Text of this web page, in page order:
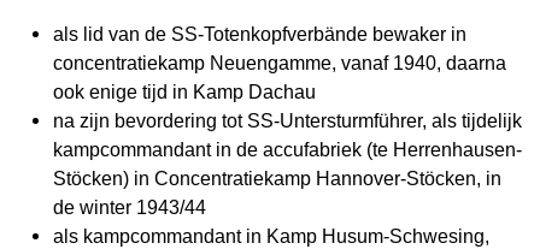
als lid van de SS-Totenkopfverbände bewaker in
concentratiekamp Neuengamme, vanaf 1940, daarna
ook enige tijd in Kamp Dachau
na zijn bevordering tot SS-Untersturmführer, als tijdelijk
kampcommandant in de accufabriek (te Herrenhausen-
Stöcken) in Concentratiekamp Hannover-Stöcken, in
de winter 1943/44
als kampcommandant in Kamp Husum-Schwesing,